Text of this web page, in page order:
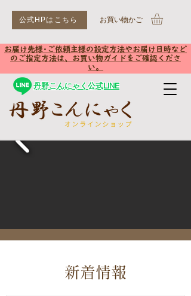
公式HPはこちら ​お買い物かご
お届け先様･ご依頼主様の設定方法やお届け日時など
のご指定方法は、お買い物ガイドをご確認くださ
い。
丹野こんにゃく公式LINE
新着情報